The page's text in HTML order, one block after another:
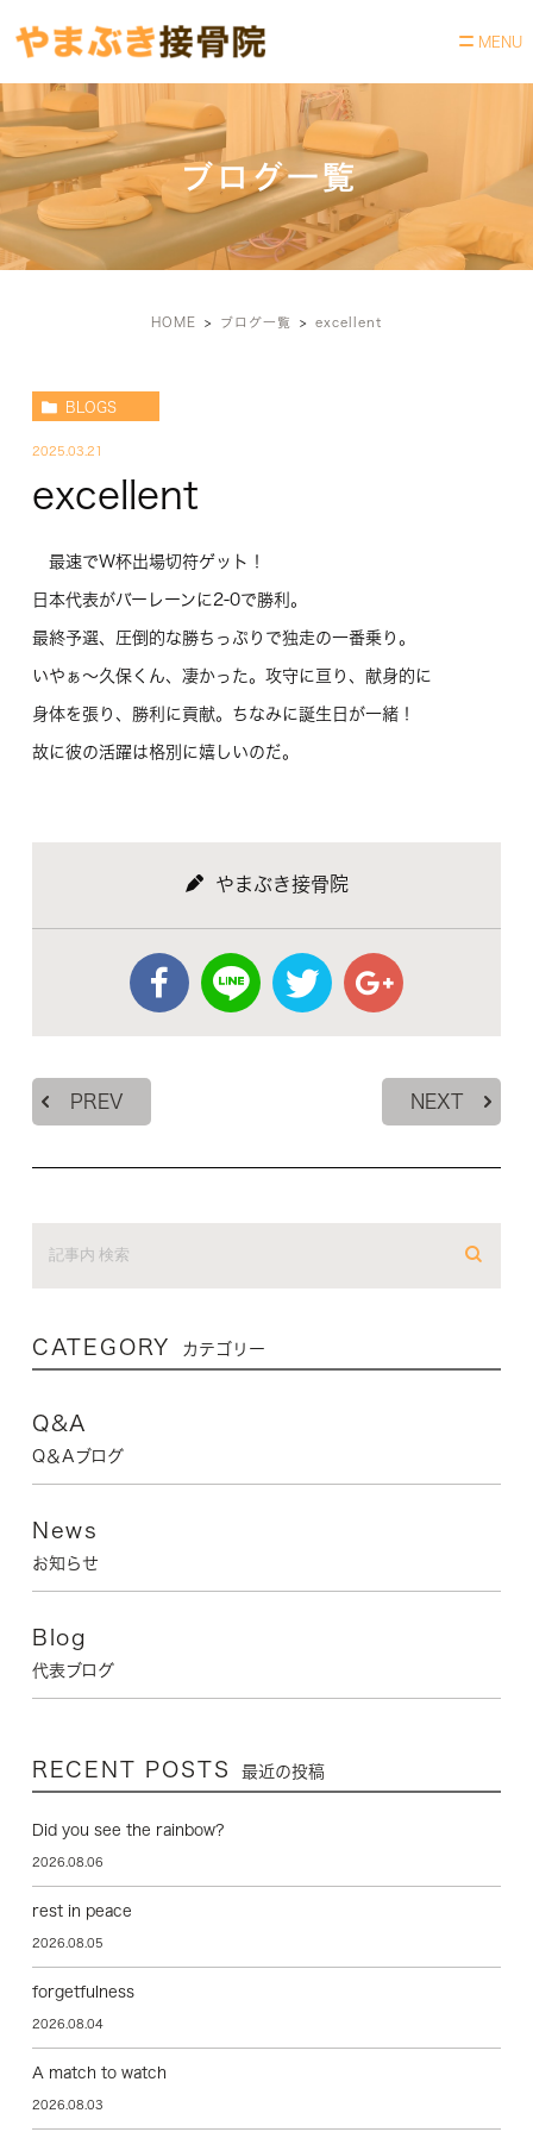
ブログ一覧
HOME ブログ一覧 excellent
BLOGS
2025.03.21
excellent
最速でW杯出場切符ゲット！
日本代表がバーレーンに2-0で勝利。
最終予選、圧倒的な勝ちっぷりで独走の一番乗り。
いやぁ～久保くん、凄かった。攻守に亘り、献身的に
身体を張り、勝利に貢献。ちなみに誕生日が一緒！
故に彼の活躍は格別に嬉しいのだ。
やまぶき接骨院
PREV NEXT
CATEGORY カテゴリー
Q&A
Q＆Aブログ
News
お知らせ
Blog
代表ブログ
RECENT POSTS 最近の投稿
Did you see the rainbow?
2026.08.06
rest in peace
2026.08.05
forgetfulness
2026.08.04
A match to watch
2026.08.03